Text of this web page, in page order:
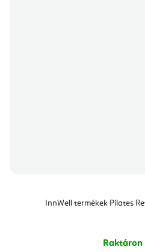
InnWell termékek Pilates
Raktáron